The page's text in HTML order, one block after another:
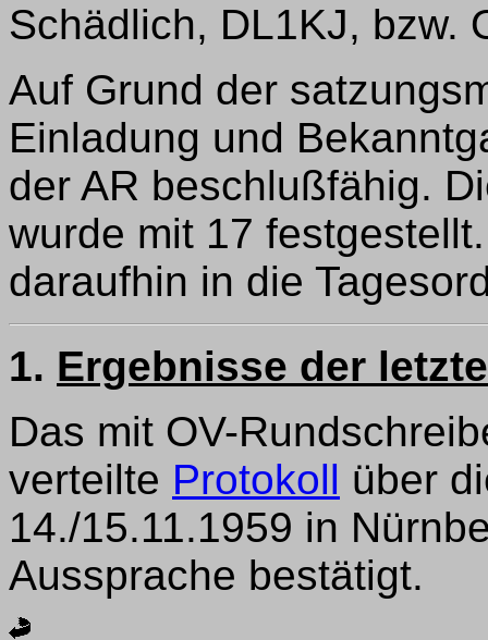
Schädlich, DL1KJ, bzw.
Auf Grund der
Einladung und
der AR beschlußfähig.
wurde mit 17
daraufhin in die
1. Ergebnisse der
Das mit OV-
verteilte Protokoll über
14./15.11.1959 in
Aussprache bestätigt.